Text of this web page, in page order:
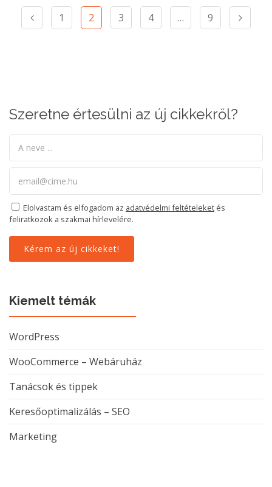
1 2 3 4 … 9
Szeretne értesülni az új cikkekről?
Elolvastam és elfogadom az adatvédelmi feltételeket és
feliratkozok a szakmai hírlevelére.
Kiemelt témák
WordPress
WooCommerce – Webáruház
Tanácsok és tippek
Keresőoptimalizálás – SEO
Marketing